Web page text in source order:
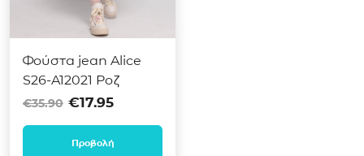
Φούστα jean Alice
S26-A12021 Ροζ
€35.90 Original price was: €35.90.
€17.95Η τρέχουσα τιμή είναι:
Προβολή